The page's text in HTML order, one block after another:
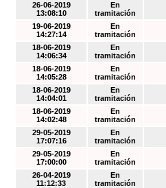
26-06-2019
13:08:10
En
tramitación
19-06-2019
14:27:14
En
tramitación
18-06-2019
14:06:34
En
tramitación
18-06-2019
14:05:28
En
tramitación
18-06-2019
14:04:01
En
tramitación
18-06-2019
14:02:48
En
tramitación
29-05-2019
17:07:16
En
tramitación
29-05-2019
17:00:00
En
tramitación
26-04-2019
11:12:33
En
tramitación